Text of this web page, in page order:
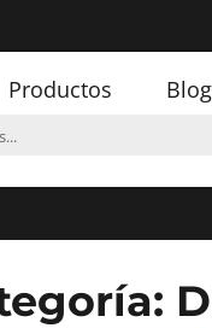
Productos Blog